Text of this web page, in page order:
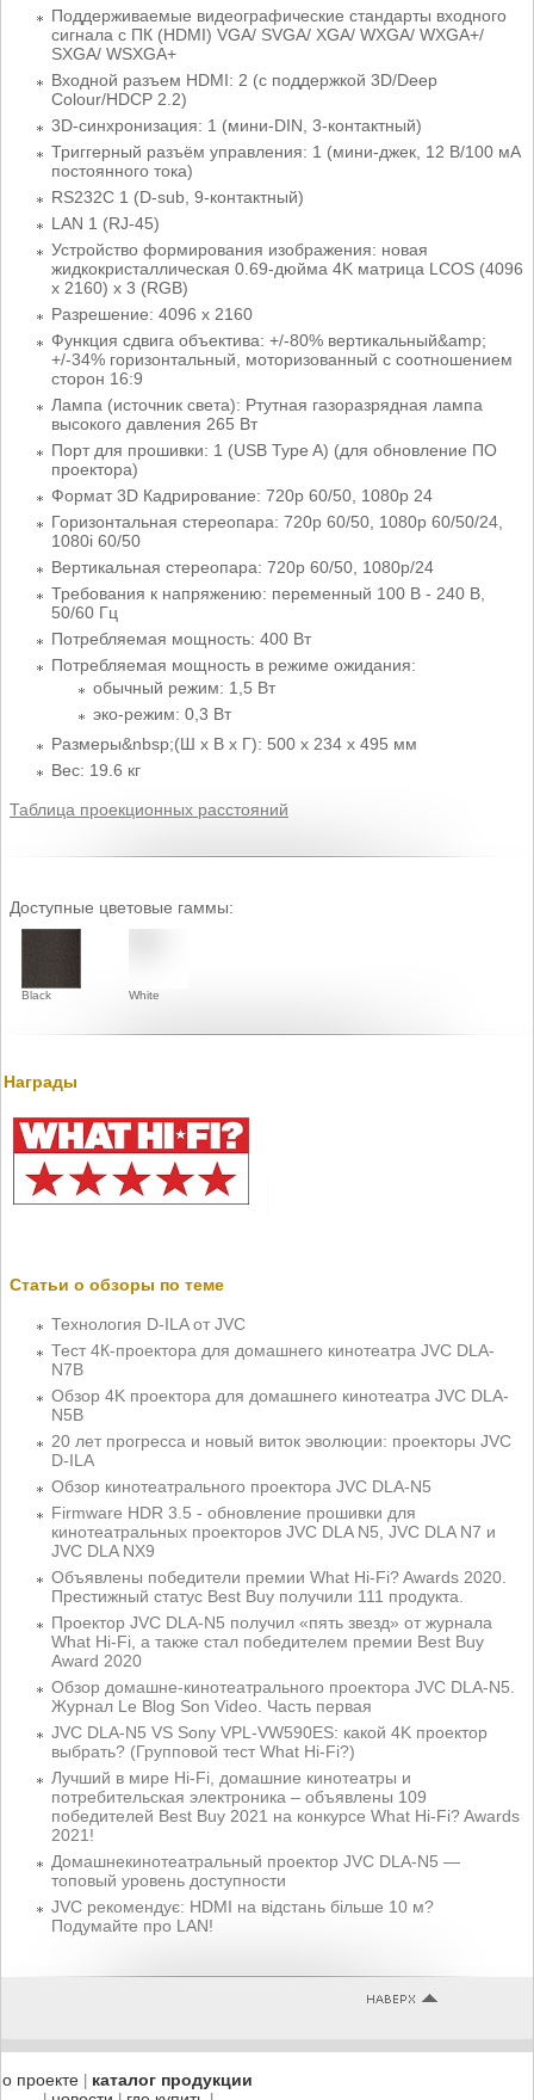
Поддерживаемые видеографические стандарты входного
сигнала с ПК (HDMI) VGA/ SVGA/ XGA/ WXGA/ WXGA+/
SXGA/ WSXGA+
Входной разъем HDMI: 2 (с поддержкой 3D/Deep
Colour/HDCP 2.2)
3D-синхронизация: 1 (мини-DIN, 3-контактный)
Триггерный разъём управления: 1 (мини-джек, 12 В/100 мА
постоянного тока)
RS232C 1 (D-sub, 9-контактный)
LAN 1 (RJ-45)
Устройство формирования изображения: новая
жидкокристаллическая 0.69-дюйма 4K матрица LCOS (4096
x 2160) x 3 (RGB)
Разрешение: 4096 x 2160
Функция сдвига объектива: +/-80% вертикальный&amp;
+/-34% горизонтальный, моторизованный с соотношением
сторон 16:9
Лампа (источник света): Ртутная газоразрядная лампа
высокого давления 265 Вт
Порт для прошивки: 1 (USB Type A) (для обновление ПО
проектора)
Формат 3D Кадрирование: 720p 60/50, 1080p 24
Горизонтальная стереопара: 720p 60/50, 1080p 60/50/24,
1080i 60/50
Вертикальная стереопара: 720p 60/50, 1080p/24
Требования к напряжению: переменный 100 В - 240 В,
50/60 Гц
Потребляемая мощность: 400 Вт
Потребляемая мощность в режиме ожидания:
обычный режим: 1,5 Вт
эко-режим: 0,3 Вт
Размеры&nbsp;(Ш x В x Г): 500 x 234 x 495 мм
Вес: 19.6 кг
Таблица проекционных расстояний
Доступные цветовые гаммы:
Black White
Награды
Статьи о обзоры по теме
Технология D-ILA от JVС
Тест 4К-проектора для домашнего кинотеатра JVC DLA-
N7B
Обзор 4K проектора для домашнего кинотеатра JVC DLA-
N5B
20 лет прогресса и новый виток эволюции: проекторы JVC
D-ILA
Обзор кинотеатрального проектора JVC DLA-N5
Firmware HDR 3.5 - обновление прошивки для
кинотеатральных проекторов JVC DLA N5, JVC DLA N7 и
JVC DLA NX9
Объявлены победители премии What Hi-Fi? Awards 2020.
Престижный статус Best Buy получили 111 продукта.
Проектор JVC DLA-N5 получил «пять звезд» от журнала
What Hi-Fi, а также стал победителем премии Best Buy
Award 2020
Обзор домашне-кинотеатрального проектора JVC DLA-N5.
Журнал Le Blog Son Video. Часть первая
JVC DLA-N5 VS Sony VPL-VW590ES: какой 4K проектор
выбрать? (Групповой тест What Hi-Fi?)
Лучший в мире Hi-Fi, домашние кинотеатры и
потребительская электроника – объявлены 109
победителей Best Buy 2021 на конкурсе What Hi-Fi? Awards
2021!
Домашнекинотеатральный проектор JVC DLA-N5 —
топовый уровень доступности
JVC рекомендує: HDMI на відстань більше 10 м?
Подумайте про LAN!
о проекте каталог продукции